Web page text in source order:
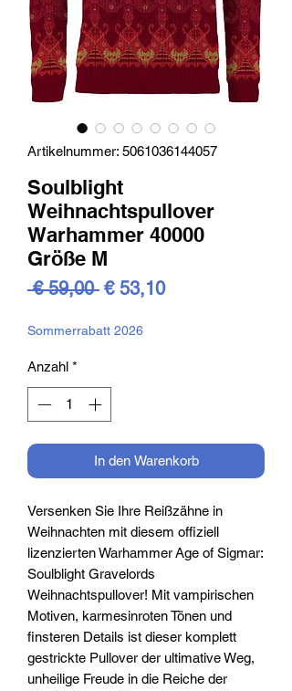
Artikelnummer: 5061036144057
Soulblight
Weihnachtspullover
Warhammer 40000
Größe M
€ 59,00 Standardpreis
€ 53,10Sale-
Sommerrabatt 2026
Anzahl *
In den Warenkorb
Versenken Sie Ihre Reißzähne in
Weihnachten mit diesem offiziell
lizenzierten Warhammer Age of Sigmar:
Soulblight Gravelords
Weihnachtspullover! Mit vampirischen
Motiven, karmesinroten Tönen und
finsteren Details ist dieser komplett
gestrickte Pullover der ultimative Weg,
unheilige Freude in die Reiche der